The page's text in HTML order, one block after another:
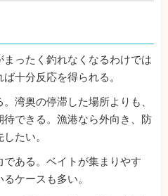
ったく釣れなくなるわけでは
十分反応を得られる。
湾奥の停滞した場所よりも、
できる。漁港なら外向き、防
たい。
ある。ベイトが集まりやす
ケースも多い。